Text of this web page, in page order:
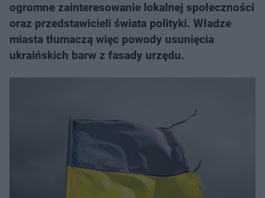
ogromne zainteresowanie lokalnej społeczności
oraz przedstawicieli świata polityki. Władze
miasta tłumaczą więc powody usunięcia
ukraińskich barw z fasady urzędu.